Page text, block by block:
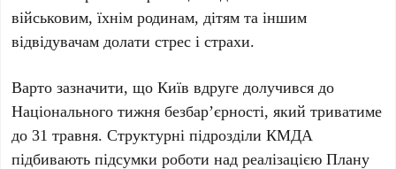
військовим, їхнім родинам, дітям та іншим
відвідувачам долати стрес і страхи.
Варто зазначити, щоКиїв вдруге долучився до
Національного тижня безбар’єрності, який триватиме
до31 травня. Структурні підрозділиКМДА
підбивають підсумки роботи над реалізацієюПлану